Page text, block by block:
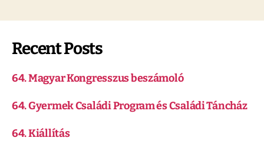
Recent Posts
64. Magyar Kongresszus beszámoló
64. Gyermek Családi Program és Családi Táncház
64. Kiállítás